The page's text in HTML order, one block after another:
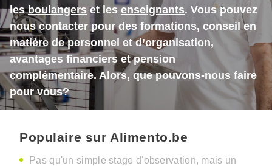
lesboulangers et les enseignants. Vous pouvez
nous contacter pour des formations, conseil en
matière de personnel et d’organisation,
avantages financiers et pension
complémentaire. Alors, que pouvons-nous faire
pour vous?
Populaire sur Alimento.be
Pas qu'un simple stage d'observation, mais un